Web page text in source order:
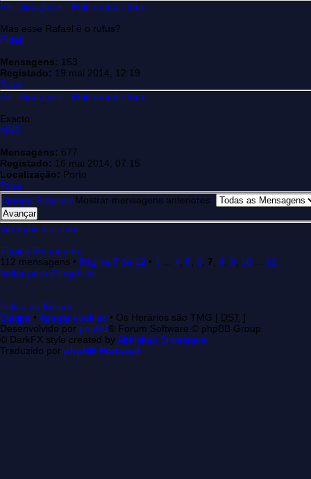
Re: Ginagbike - Pelo mundo fora
Mas esse Rafael é o rufus?
Fidel
Mensagens: 153
Registado: 19 mai 2014, 12:19
Topo
Re: Ginagbike - Pelo mundo fora
Exacto.
MVS
Mensagens: 677
Registado: 16 mai 2014, 07:15
Localização: Porto
Topo
AnteriorPróximo Mostrar mensagens anteriores:
Ver mais detalhes
Tópico Bloqueado
112 mensagens • Página 7 de 12 • 1 4 5 6 7 8 9 10
12
Voltar para Gingabike
Índice do Fórum
Equipa • Apagar cookies • Os Horários são TMG [ DST ]
Desenvolvido por phpBB® Forum Software © phpBB Group
© DarkFX style created byAbhishek Srivastava
Traduzido por phpBB Portugal